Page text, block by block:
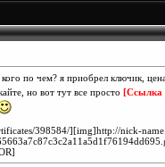
по чем? я приобрел ключик,
но вот тут все просто [Ссылка
398584/][img]http://nick-